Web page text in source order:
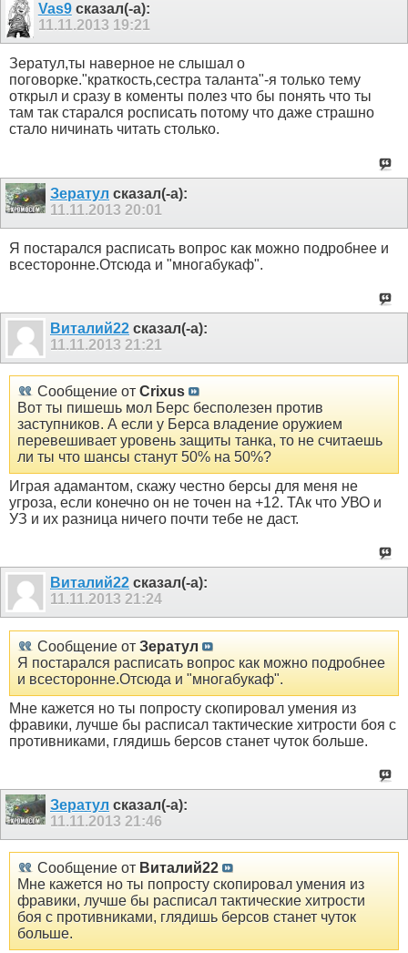
Vas9сказал(-а):
11.11.2013 19:21
Зератул,ты наверное не слышал о
поговорке."краткость,сестра таланта"-я только тему
открыл и сразу в коменты полез что бы понять что ты
там так старался росписать потому что даже страшно
стало ничинать читать столько.
Зератул сказал(-а):
11.11.2013 20:01
Я постарался расписать вопрос как можно подробнее и
всесторонне.Отсюда и "многабукаф".
Виталий22 сказал(-а):
11.11.2013 21:21
Сообщение от Crixus
Вот ты пишешь мол Берс бесполезен против
заступников. А если у Берса владение оружием
перевешивает уровень защиты танка, то не считаешь
ли ты что шансы станут 50% на 50%?
Играя адамантом, скажу честно берсы для меня не
угроза, если конечно он не точен на +12. ТАк что УВО и
УЗ и их разница ничего почти тебе не даст.
Виталий22 сказал(-а):
11.11.2013 21:24
Сообщение от Зератул
Я постарался расписать вопрос как можно подробнее
и всесторонне.Отсюда и "многабукаф".
Мне кажется но ты попросту скопировал умения из
фравики, лучше бы расписал тактические хитрости боя с
противниками, глядишь берсов станет чуток больше.
Зератул сказал(-а):
11.11.2013 21:46
Сообщение от Виталий22
Мне кажется но ты попросту скопировал умения из
фравики, лучше бы расписал тактические хитрости
боя с противниками, глядишь берсов станет чуток
больше.